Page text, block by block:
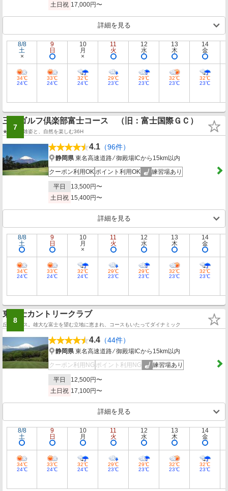
土日祝 17,000円〜
詳細を見る
8/8
土
34℃
24℃
9
日
33℃
24℃
10
月
32℃
24℃
11
火
29℃
23℃
12
水
29℃
23℃
13
木
32℃
23℃
14
金
32℃
23℃
7
三甲ゴルフ倶楽部富士コース （旧：富士国際ＧＣ）
★富士の雄姿と、自然を楽しむ36H
4.1 （96件）
静岡県東名高速道路 ⁄ 御殿場ICから15km以内
クーポン利用OKポイント利用OK 練習場あり
平日
13,500円〜
土日祝 15,400円〜
詳細を見る
8/8
土
34℃
24℃
9
日
33℃
24℃
10
月
32℃
24℃
11
火
29℃
23℃
12
水
29℃
23℃
13
木
32℃
23℃
14
金
32℃
23℃
8
東富士カントリークラブ
丘陵コース。雄大な富士を望む立地に恵まれ、コースもいたってダイナミック
4.4 （44件）
静岡県東名高速道路 ⁄ 御殿場ICから15km以内
クーポン利用NG ポイント利用NG 練習場あり
平日
12,500円〜
土日祝 17,100円〜
詳細を見る
8/8
土
34℃
24℃
9
日
33℃
24℃
10
月
32℃
24℃
11
火
29℃
23℃
12
水
29℃
23℃
13
木
32℃
23℃
14
金
32℃
23℃